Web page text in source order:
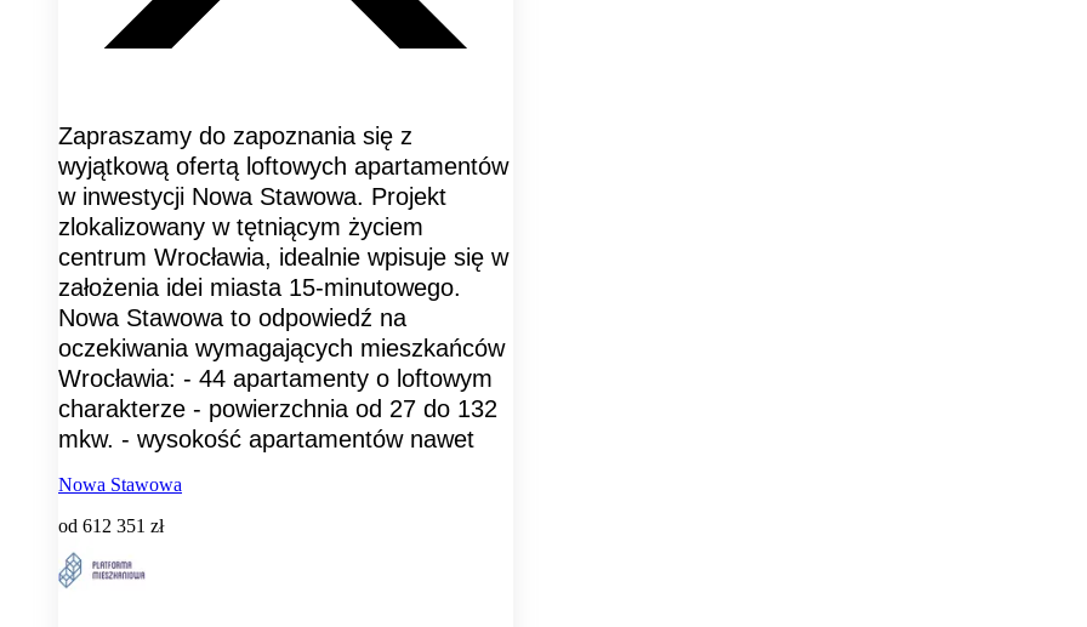
Zapraszamy do zapoznania się z
wyjątkową ofertą loftowych apartamentów
w inwestycji Nowa Stawowa. Projekt
zlokalizowany w tętniącym życiem
centrum Wrocławia, idealnie wpisuje się w
założenia idei miasta 15-minutowego.
Nowa Stawowa to odpowiedź na
oczekiwania wymagających mieszkańców
Wrocławia: - 44 apartamenty o loftowym
charakterze - powierzchnia od 27 do 132
mkw. - wysokość apartamentów nawet
Nowa Stawowa
od 612 351 zł